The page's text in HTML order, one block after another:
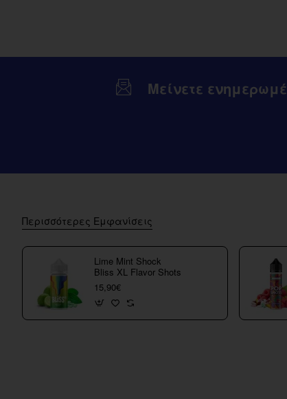
Μείνετε
Περισσότερες Εμφανίσεις
Lime Mint Shock
Bliss XL Flavor Shots
15,90€